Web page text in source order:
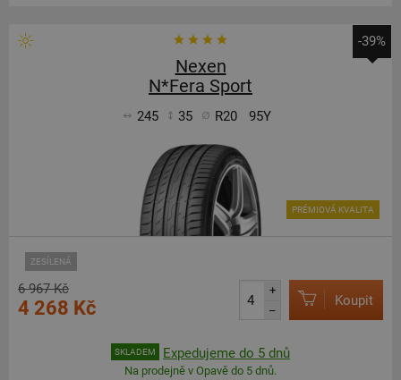
-39%
Nexen
N*Fera Sport
245 35 R20 95Y
ZESÍLENÁ
PRÉMIOVÁ KVALITA
6 967 Kč
4 268 Kč
+
–
Koupit
SKLADEM Expedujeme do 5 dnů
Na prodejně v Opavě do 5 dnů.